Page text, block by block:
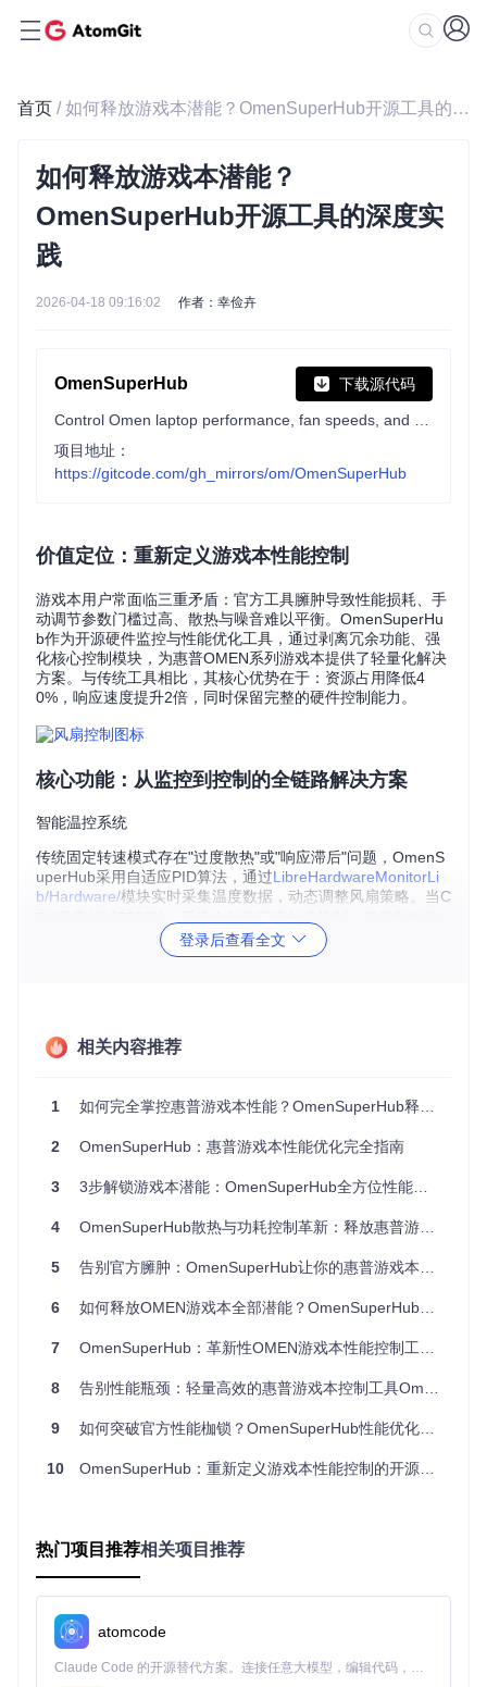
首页 / 如何释放游戏本潜能？OmenSuperHub开源工具的深度实践
如何释放游戏本潜能？
OmenSuperHub开源工具的深度实
践
2026-04-18 09:16:02 作者：幸俭卉
OmenSuperHub 下载源代码
项目地址：
https://gitcode.com/gh_mirrors/om/OmenSuperHub
价值定位：重新定义游戏本性能控制
游戏本用户常面临三重矛盾：官方工具臃肿导致性能损耗、手
动调节参数门槛过高、散热与噪音难以平衡。OmenSuperHu
b作为开源硬件监控与性能优化工具，通过剥离冗余功能、强
化核心控制模块，为惠普OMEN系列游戏本提供了轻量化解决
方案。与传统工具相比，其核心优势在于：资源占用降低4
0%，响应速度提升2倍，同时保留完整的硬件控制能力。
核心功能：从监控到控制的全链路解决方案
智能温控系统
传统固定转速模式存在"过度散热"或"响应滞后"问题，OmenS
uperHub采用自适应PID算法，通过LibreHardwareMonitorLi
b/Hardware/模块实时采集温度数据，动态调整风扇策略。当C
率与噪音控制的平衡。
性能模式对比表
平衡模式
55W 动态PID调节
日常使用
性能模式
80W 全速运行 游戏/渲染
硬件监控引擎
LibreHardwareMonitorLib/
实现10ms级数据采样，可实时
监控16项核心参数，包括CPU/GPU温度、频率、电压及功耗
等关键指标，数据精度达到±1℃。
实战应用：从安装到配置的完整流程
环境准备
克隆项目仓库：git clone https://gitcode.com/gh
安装依赖包：nuget restore OmenSuperHub.sln
主界面的性能模式切换器，可快速调整系统状态。监控面板提
供实时数据可视化，帮助用户判断当前硬件负载情况。
兼容性说明
支持机型 ：暗影精灵8p/8pp/9/9p/10、光影精灵10
不兼容机型
登录后查看全文
相关内容推荐
1 如何完全掌控惠普游戏本性能？OmenSuperHub释放硬件潜能指南
2 OmenSuperHub：惠普游戏本性能优化完全指南
3 3步解锁游戏本潜能：OmenSuperHub全方位性能优化指南
4 OmenSuperHub散热与功耗控制革新：释放惠普游戏本潜能
5 告别官方臃肿：OmenSuperHub让你的惠普游戏本性能释放提升40%
6 如何释放OMEN游戏本全部潜能？OmenSuperHub开源工具全方位性能优化指南
7 OmenSuperHub：革新性OMEN游戏本性能控制工具，让你完全掌控设备潜能
8 告别性能瓶颈：轻量高效的惠普游戏本控制工具OmenSuperHub全面解析
9 如何突破官方性能枷锁？OmenSuperHub性能优化工具让OMEN游戏本释放全部潜力
10 OmenSuperHub：重新定义游戏本性能控制的开源解决方案 | 三大突破彻底解放硬件潜力
热门项目推荐相关项目推荐
atomcode
Claude Code 的开源替代方案。连接任意大模型，编辑代码，运行命令，自动验证 — 全自动执行。用 Rust 构建，极致性能。 ｜ An open-source alternative to Claude Code. Connect any LLM, edit code, run commands, and verify changes — autonomously. Built in Rust for speed. Get Started